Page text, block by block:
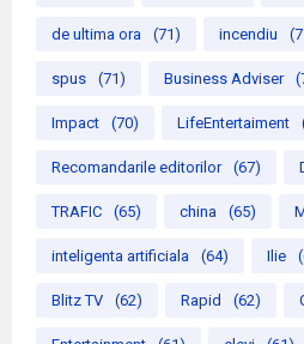
de ultima ora (71) incendiu
spus (71) Business Adviser
Impact (70) LifeEntertaiment
Recomandarile editorilor (67)
TRAFIC (65) china (65)
inteligenta artificiala (64) Ilie
Blitz TV (62) Rapid (62)